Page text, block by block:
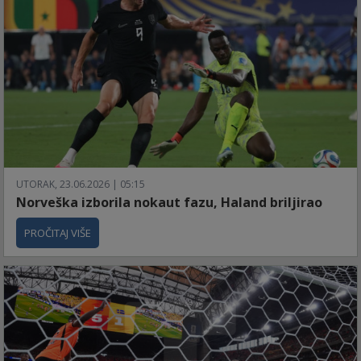
UTORAK, 23.06.2026 | 05:15
Norveška izborila nokaut fazu, Haland briljirao
PROČITAJ VIŠE